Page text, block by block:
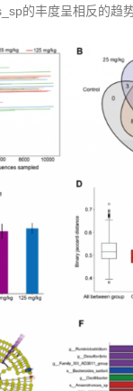
的丰度呈相反的趋